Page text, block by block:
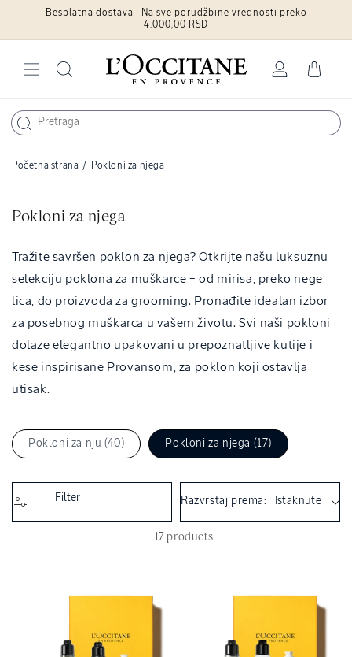
Pređite naBesplatna dostava | Na sve porudžbine vrednosti preko
4.000,00 RSD
in
Cart
Početna strana / Pokloni za njega
C
l
l
e
c
i
Pokloni za njega
Tražite savršen poklon za njega? Otkrijte našu luksuznu
selekciju poklona za muškarce – od mirisa, preko nege
lica, do proizvoda za grooming. Pronađite idealan izbor
za posebnog muškarca u vašem životu. Svi naši pokloni
dolaze elegantno upakovani u prepoznatljive kutije i
kese inspirisane Provansom, za poklon koji ostavlja
utisak.
Pokloni za nju (40) Pokloni za njega (17)
Filter Razvrstaj prema:
17 products